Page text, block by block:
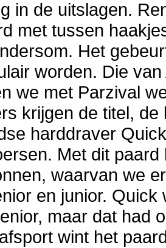
in de uitslagen.
met tussen
Het
worden. Die
we met Parzival
krijgen de titel,
harddraver
Met dit
waarvan we
en junior.
maar dat had
wint het